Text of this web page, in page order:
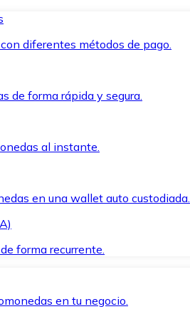
diferentes métodos de pago.
de forma rápida y segura.
al instante.
en una wallet auto custodiada.
forma recurrente.
en tu negocio.